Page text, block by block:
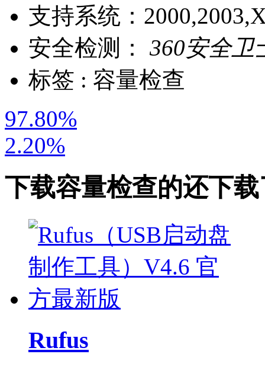
支持系统：
安全检测：
360安全卫
标签 : 容量检查
97.80%
2.20%
下载容量检查的还下
Rufus